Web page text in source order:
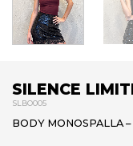
SILENCE
SLBO005
BODY MONOSPALLA –